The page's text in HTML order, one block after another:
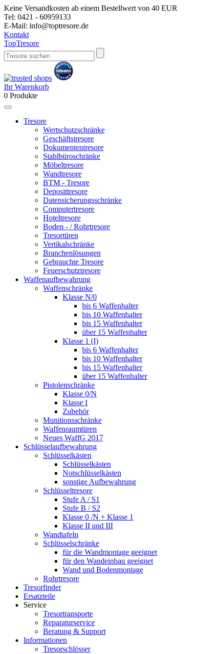
Keine Versandkosten ab einem Bestellwert von 40 EUR
Tel: 0421 - 60959133
E-Mail: info@toptresore.de
Kontakt
TopTresore
Ihr Warenkorb
0 Produkte
Tresore
Wertschutzschränke
Geschäftstresore
Dokumententresore
Stahlbüroschränke
Möbeltresore
Wandtresore
BTM - Tresore
Deposittresore
Datensicherungsschränke
Computertresore
Hoteltresore
Boden - / Rohrtresore
Tresortüren
Vertikalschränke
Branchenlösungen
Gebrauchte Tresore
Feuerschutztresore
Waffenaufbewahrung
Waffenschränke
Klasse N/0
bis 6 Waffenhalter
bis 10 Waffenhalter
bis 15 Waffenhalter
über 15 Waffenhalter
Klasse 1 (I)
bis 6 Waffenhalter
bis 10 Waffenhalter
bis 15 Waffenhalter
über 15 Waffenhalter
Pistolenschränke
Klasse 0/N
Klasse I
Zubehör
Munitionsschränke
Waffenraumtüren
Neues WaffG 2017
Schlüsselaufbewahrung
Schlüsselkästen
Schlüsselkästen
Notschlüsselkästen
sonstige Aufbewahrung
Schlüsseltresore
Stufe A / S1
Stufe B / S2
Klasse 0 /N + Klasse 1
Klasse II und III
Wandtafeln
Schlüsselschränke
für die Wandmontage geeignet
für den Wandeinbau geeignet
Wand und Bodenmontage
Rohrtresore
Tresorfinder
Ersatzteile
Service
Tresortransporte
Reparaturservice
Beratung & Support
Informationen
Tresorschlösser